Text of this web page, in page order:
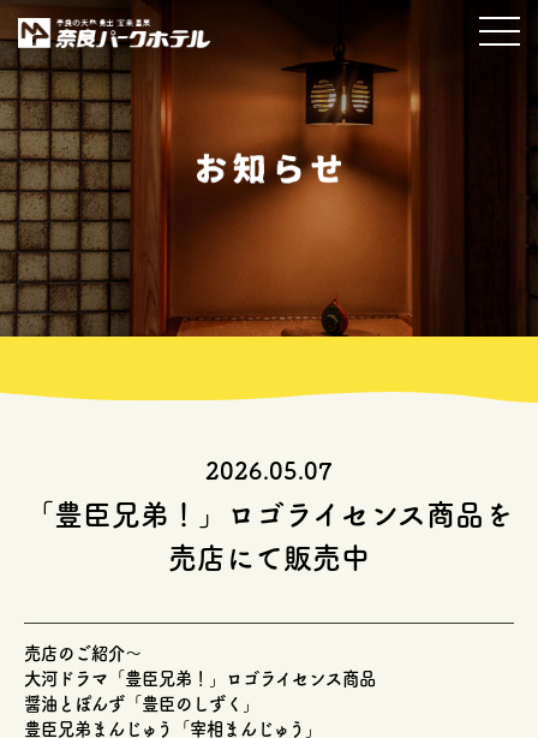
2026.05.07
「豊臣兄弟！」ロゴライセンス商品を
売店にて販売中
売店のご紹介〜
大河ドラマ「豊臣兄弟！」ロゴライセンス商品
醤油とぽんず「豊臣のしずく」
豊臣兄弟まんじゅう「宰相まんじゅう」